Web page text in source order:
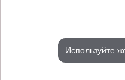
Используйте